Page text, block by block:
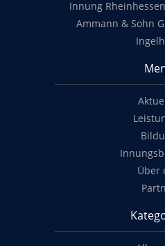
Innung
Ammann & Sohn
Über